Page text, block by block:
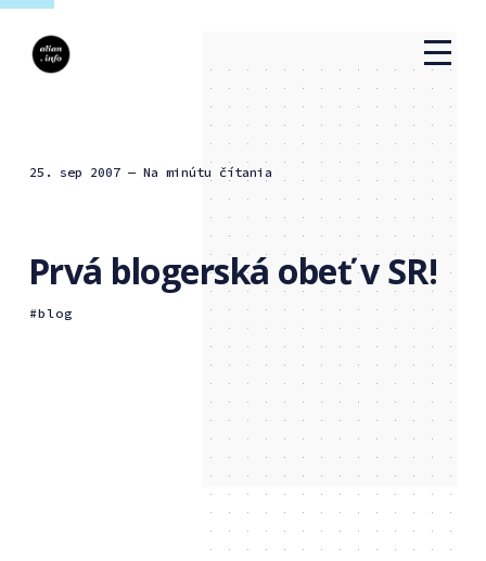
25. sep 2007 — Na minútu čítania
Prvá blogerská obeť v SR!
blog